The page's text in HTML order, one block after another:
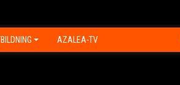
AZALEA-TV